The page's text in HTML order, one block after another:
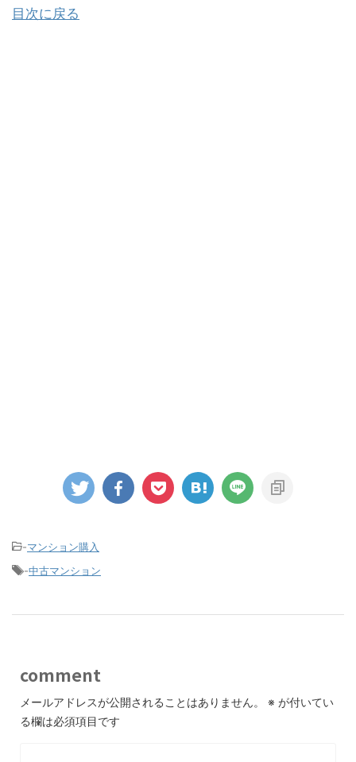
目次に戻る
-マンション購入
-中古マンション
comment
メールアドレスが公開されることはありません。 ※ が付いてい
る欄は必須項目です